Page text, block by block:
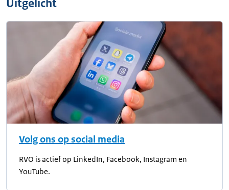
Uitgelicht
Volg ons op social media
RVO is actief op LinkedIn, Facebook, Instagram en
YouTube.